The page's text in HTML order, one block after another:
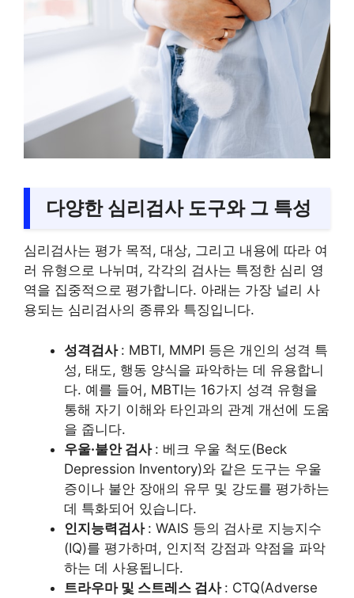
다양한 심리검사 도구와 그 특성
심리검사는 평가 목적, 대상, 그리고 내용에 따라 여
러 유형으로 나뉘며, 각각의 검사는 특정한 심리 영
역을 집중적으로 평가합니다. 아래는 가장 널리 사
용되는 심리검사의 종류와 특징입니다.
성격검사 : MBTI, MMPI 등은 개인의 성격 특
성, 태도, 행동 양식을 파악하는 데 유용합니
다. 예를 들어, MBTI는 16가지 성격 유형을
통해 자기 이해와 타인과의 관계 개선에 도움
을 줍니다.
우울·불안 검사 : 베크 우울 척도(Beck
Depression Inventory)와 같은 도구는 우울
증이나 불안 장애의 유무 및 강도를 평가하는
데 특화되어 있습니다.
인지능력검사 : WAIS 등의 검사로 지능지수
(IQ)를 평가하며, 인지적 강점과 약점을 파악
하는 데 사용됩니다.
트라우마 및 스트레스 검사 : CTQ(Adverse